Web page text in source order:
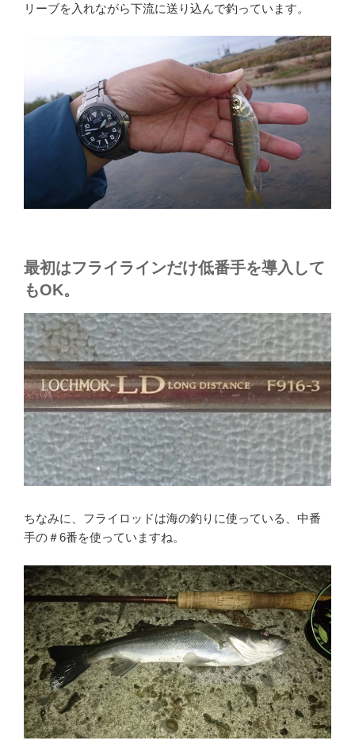
リーブを入れながら下流に送り込んで釣っています。
最初はフライラインだけ低番手を導入して
もOK。
ちなみに、フライロッドは海の釣りに使っている、中番
手の＃6番を使っていますね。